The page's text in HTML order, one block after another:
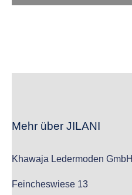
Mehr über JILANI
Khawaja Ledermoden GmbH
Feincheswiese 13